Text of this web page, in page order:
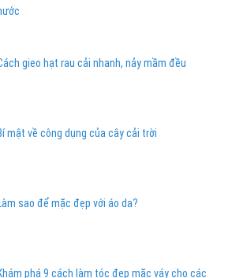
gieo hạt rau cải nhanh, nảy mầm đều
mật về công dụng của cây cải trời
sao để mặc đẹp với áo da?
phá 9 cách làm tóc đẹp mặc váy cho các